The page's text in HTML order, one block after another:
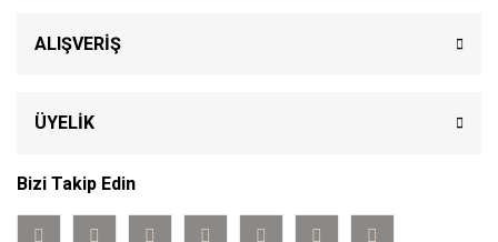
ALIŞVERİŞ
ÜYELİK
Bizi Takip Edin